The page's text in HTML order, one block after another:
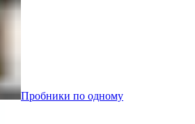
Пробники по одному